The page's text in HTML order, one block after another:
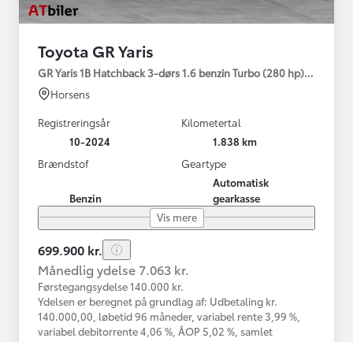
Toyota GR Yaris
GR Yaris 1B Hatchback 3-dørs 1.6 benzin Turbo (280 hp) Aut.
Horsens
Registreringsår
10-2024
Kilometertal
1.838 km
Brændstof
Benzin
Geartype
Automatisk
gearkasse
Vis mere
699.900 kr.
Månedlig ydelse 7.063 kr.
Førstegangsydelse 140.000 kr.
Ydelsen er beregnet på grundlag af: Udbetaling kr.
140.000,00, løbetid 96 måneder, variabel rente 3,99 %,
variabel debitorrente 4,06 %, ÅOP 5,02 %, samlet